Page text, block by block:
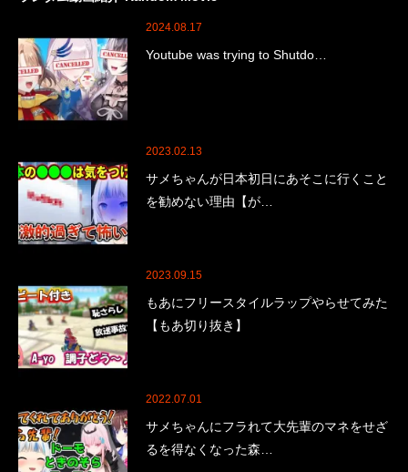
2024.08.17
Youtube was trying to Shutdo…
2023.02.13
サメちゃんが日本初日にあそこに行くこと
を勧めない理由【が…
2023.09.15
もあにフリースタイルラップやらせてみた
【もあ切り抜き】
2022.07.01
サメちゃんにフラれて大先輩のマネをせざ
るを得なくなった森…